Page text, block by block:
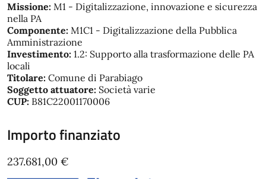
Missione: M1 - Digitalizzazione, innovazione e sicurezza
nella PA
Componente: M1C1 - Digitalizzazione della Pubblica
Amministrazione
Investimento: 1.2: Supporto alla trasformazione delle PA
locali
Titolare: Comune di Parabiago
Soggetto attuatore: Società varie
CUP: B81C22001170006
Importo finanziato
237.681,00 €